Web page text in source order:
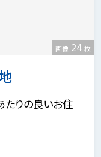
画像 24 枚
たりの良いお住